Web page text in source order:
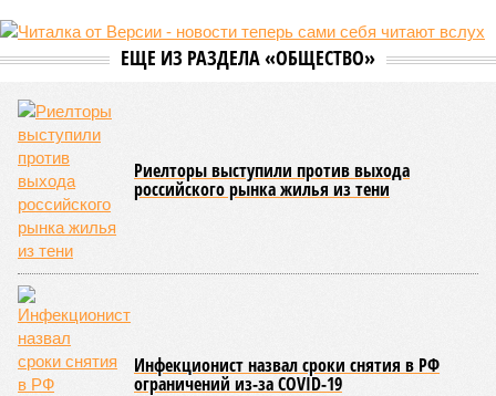
не особенно церемонится с окружающей средой. Самые
массовые катастрофы в прошлом – какими они были? Какие
РассказСтивена Кинга
последствия очередного апокалипсиса, искусственно
вызванного группой биологов, называется «Конец всей
этой мерзости». В реальной жизни участия пытливых
исследователей в организации конца света может не
понадобиться: природа сама разберётся, как и где
уменьшить масштабы человеческой популяции.
(фото: en.wikipedia.org)
Да, наша любимая маленькая планета может быть
единственной, где в пределах Солнечной системы есть